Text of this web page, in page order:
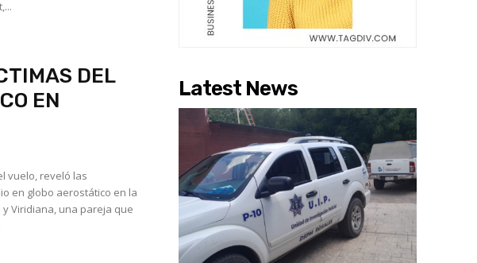
DEL
EN
vuelo, reveló las
en globo aerostático en la
Latest News